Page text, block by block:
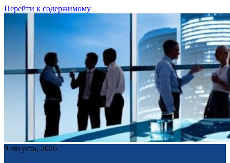
Перейти к содержимому
9 августа, 2026